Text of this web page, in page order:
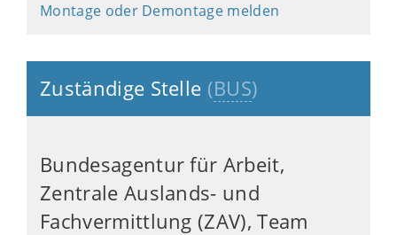
Montage oder Demontage melden
Zuständige Stelle (BUS)
Bundesagentur für Arbeit,
Zentrale Auslands- und
Fachvermittlung (ZAV), Team